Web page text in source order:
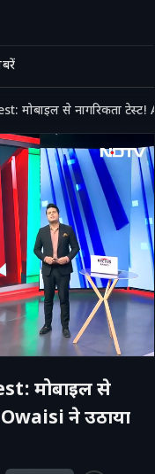
मोबाइल से नागरिकता
मोबाइल से
ने उठाया